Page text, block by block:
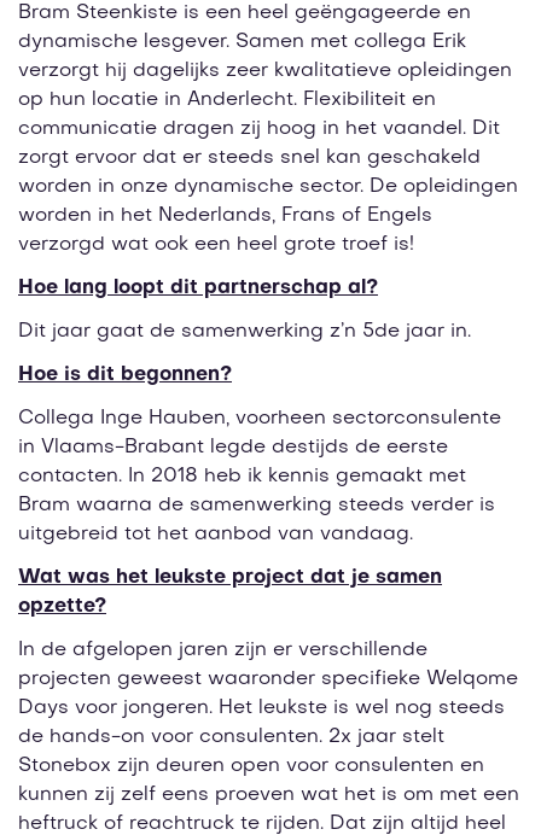
Bram Steenkiste is een heel geëngageerde en
dynamische lesgever. Samen met collega Erik
verzorgt hij dagelijks zeer kwalitatieve opleidingen
op hun locatie in Anderlecht. Flexibiliteit en
communicatie dragen zij hoog in het vaandel. Dit
zorgt ervoor dat er steeds snel kan geschakeld
worden in onze dynamische sector. De opleidingen
worden in het Nederlands, Frans of Engels
verzorgd wat ook een heel grote troef is!
Hoe lang loopt dit partnerschap al?
Dit jaar gaat de samenwerking z’n 5de jaar in.
Hoe is dit begonnen?
Collega Inge Hauben, voorheen sectorconsulente
in Vlaams-Brabant legde destijds de eerste
contacten. In 2018 heb ik kennis gemaakt met
Bram waarna de samenwerking steeds verder is
uitgebreid tot het aanbod van vandaag.
Wat was het leukste project dat je samen
opzette?
In de afgelopen jaren zijn er verschillende
projecten geweest waaronder specifieke Welqome
Days voor jongeren. Het leukste is wel nog steeds
de hands-on voor consulenten. 2x jaar stelt
Stonebox zijn deuren open voor consulenten en
kunnen zij zelf eens proeven wat het is om met een
heftruck of reachtruck te rijden. Dat zijn altijd heel